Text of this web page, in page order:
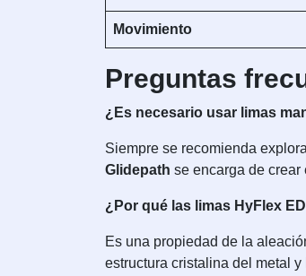
Movimiento
Preguntas
¿Es necesario usar limas
Siempre se recomienda
Glidepath se encarga de crear
¿Por qué las limas HyFlex
Es una propiedad de la
estructura cristalina del metal